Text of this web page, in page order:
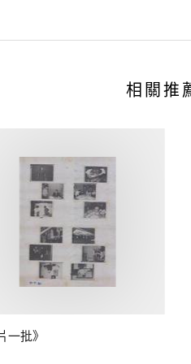
相關推
一批》